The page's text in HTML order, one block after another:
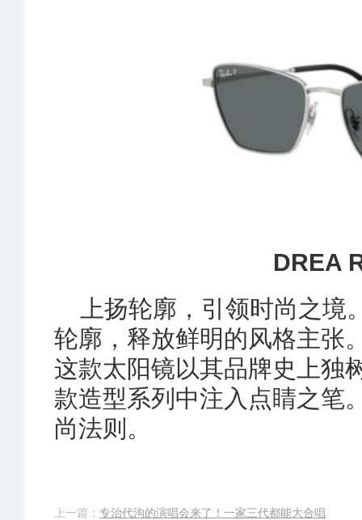
DREA
上扬轮廓，引领时尚之
轮廓，释放鲜明的风格主张
这款太阳镜以其品牌史上独
款造型系列中注入点睛之笔
尚法则。
上一篇： 专治代沟的演唱会来了！一家三代都能大合唱